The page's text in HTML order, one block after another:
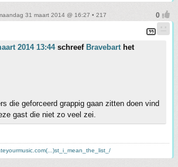
31 maart 2014 @ 16:27 • 217
2014 13:44schreef Bravebarthet
die geforceerd grappig gaan zitten doen vind
gast die niet zo veel zei.